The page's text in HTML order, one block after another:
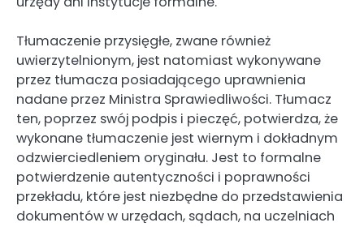
Tłumaczenie przysięgłe, zwane również
uwierzytelnionym, jest natomiast wykonywane
przez tłumacza posiadającego uprawnienia
nadane przez Ministra Sprawiedliwości. Tłumacz
ten, poprzez swój podpis i pieczęć, potwierdza, że
wykonane tłumaczenie jest wiernym i dokładnym
odzwierciedleniem oryginału. Jest to formalne
potwierdzenie autentyczności i poprawności
przekładu, które jest niezbędne do przedstawienia
dokumentów w urzędach, sądach, na uczelniach